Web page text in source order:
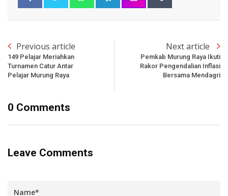
Previous article
149 Pelajar Meriahkan
Turnamen Catur Antar
Pelajar Murung Raya
Next article
Pemkab Murung Raya Ikuti
Rakor Pengendalian Inflasi
Bersama Mendagri
0 Comments
Leave Comments